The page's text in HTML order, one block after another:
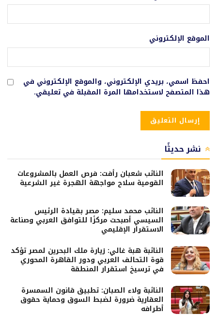
الموقع الإلكتروني
احفظ اسمي، بريدي الإلكتروني، والموقع الإلكتروني في
هذا المتصفح لاستخدامها المرة المقبلة في تعليقي.
نشر حديثًا
النائب شعبان رأفت: فرص العمل بالمشروعات
القومية سلاح مواجهة الهجرة غير الشرعية
النائب محمد سليم: مصر بقيادة الرئيس
السيسي أصبحت مركزًا للتوافق العربي وصناعة
الاستقرار الإقليمي
النائبة هبة غالي: زيارة ملك البحرين لمصر تؤكد
قوة التحالف العربي ودور القاهرة المحوري
في ترسيخ استقرار المنطقة
النائبة ولاء الصبان: تطبيق قانون السمسرة
العقارية ضرورة لضبط السوق وحماية حقوق
أطرافه